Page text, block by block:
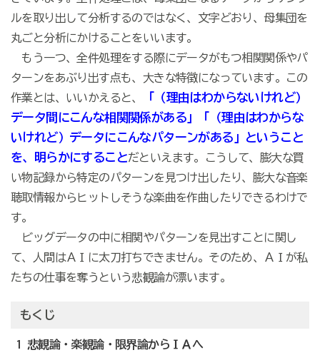
ルを取り出して分析するのではなく、文字どおり、母集団を
丸ごと分析にかけることをいいます。
もう一つ、全件処理をする際にデータがもつ相関関係やパ
ターンをあぶり出す点も、大きな特徴になっています。この
作業とは、いいかえると、
「（理由はわからないけれど）
データ間にこんな相関関係がある」「（理由はわからな
いけれど）データにこんなパターンがある」ということ
を、明らかにすることだといえます。こうして、膨大な買
い物記録から特定のパターンを見つけ出したり、膨大な音楽
聴取情報からヒットしそうな楽曲を作曲したりできるわけで
す。
ビッグデータの中に相関やパターンを見出すことに関し
て、人間はＡＩに太刀打ちできません。そのため、ＡＩが私
たちの仕事を奪うという悲観論が漂います。
もくじ
1 悲観論・楽観論・限界論からＩＡへ